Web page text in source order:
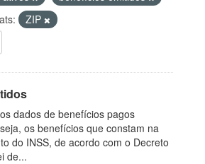
ZIP
dados de benefícios pagos
os benefícios que constam na
do INSS, de acordo com o Decreto
de...